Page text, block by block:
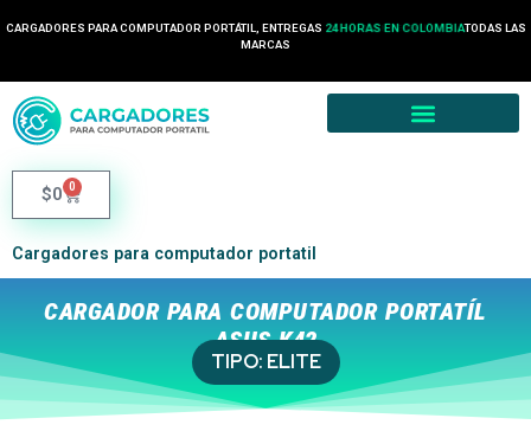
CARGADORES PARA COMPUTADOR PORTÁTIL, ENTREGAS 24 HORAS EN COLOMBIATODAS LAS
MARCAS
$0 0
Cargadores para computador portatil
CARGADOR PARA COMPUTADOR PORTATÍL
ASUS K42
TIPO: ELITE